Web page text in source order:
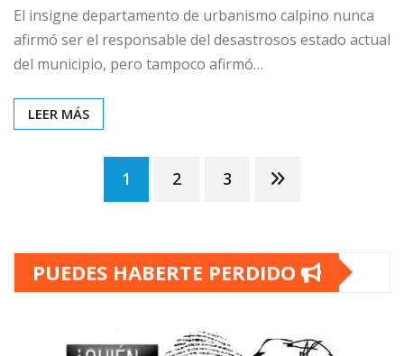
El insigne departamento de urbanismo calpino nunca
afirmó ser el responsable del desastrosos estado actual
del municipio, pero tampoco afirmó…
LEER MÁS
Paginación
entradas
1 2 3
PUEDES HABERTE PERDIDO